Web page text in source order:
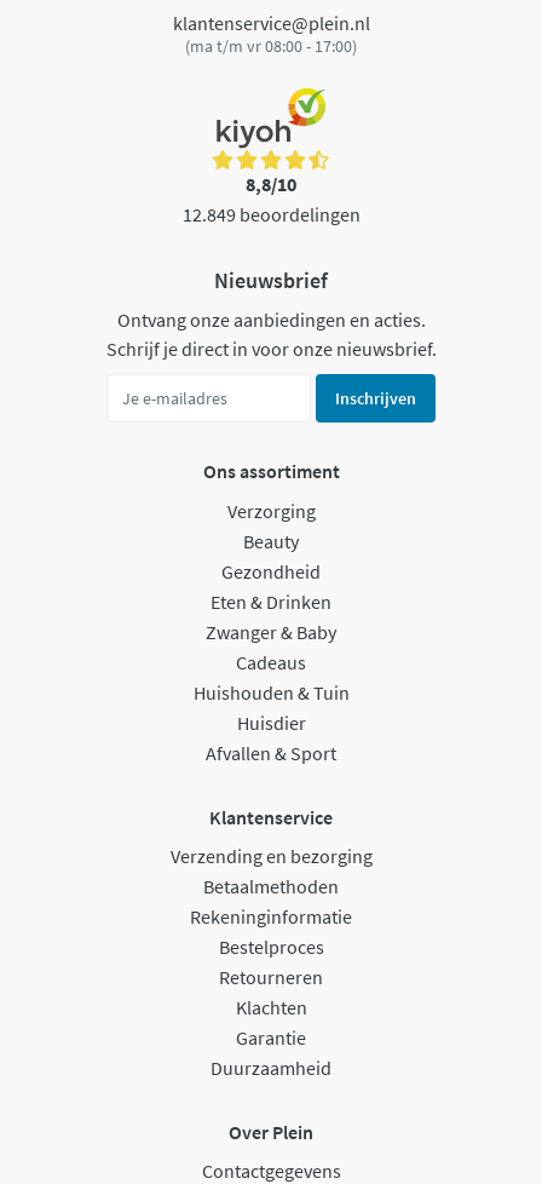
klantenservice@plein.nl
(ma t/m vr 08:00 - 17:00)
8,8/10
12.849 beoordelingen
Nieuwsbrief
Ontvang onze aanbiedingen en acties.
Schrijf je direct in voor onze nieuwsbrief.
Inschrijven
Ons assortiment
Verzorging
Beauty
Gezondheid
Eten & Drinken
Zwanger & Baby
Cadeaus
Huishouden & Tuin
Huisdier
Afvallen & Sport
Klantenservice
Verzending en bezorging
Betaalmethoden
Rekeninginformatie
Bestelproces
Retourneren
Klachten
Garantie
Duurzaamheid
Over Plein
Contactgegevens